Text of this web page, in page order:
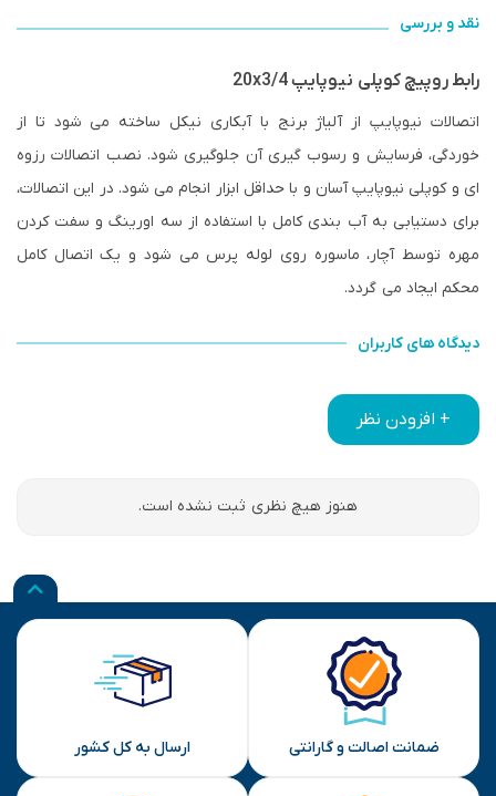
نقد و بررسی
رابط روپیچ کوپلی نیوپایپ 20x3/4
اتصالات نیوپایپ از آلیاژ برنج با آبکاری نیکل ساخته می شود تا از
خوردگی، فرسایش و رسوب گیری آن جلوگیری شود. نصب اتصالات رزوه
ای و کوپلی نیوپایپ آسان و با حداقل ابزار انجام می شود. در این اتصالات،
برای دستیابی به آب بندی کامل با استفاده از سه اورینگ و سفت کردن
مهره توسط آچار، ماسوره روی لوله پرس می شود و یک اتصال کامل
محکم ایجاد می گردد.
دیدگاه های کاربران
+ افزودن نظر
هنوز هیچ نظری ثبت نشده است.
ضمانت اصالت و گارانتی ارسال به کل کشور